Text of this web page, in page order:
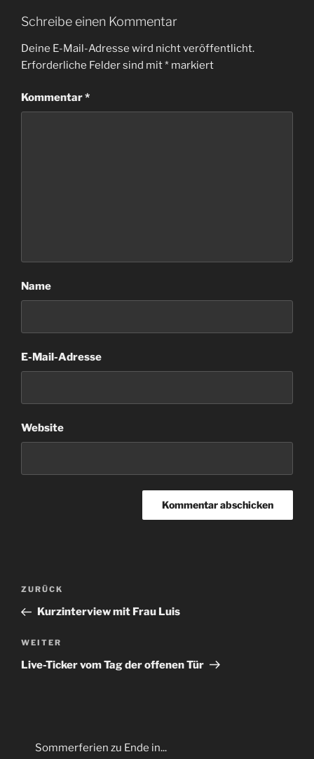
Schreibe einen Kommentar
Deine E-Mail-Adresse wird nicht veröffentlicht.
Erforderliche Felder sind mit* markiert
Kommentar*
Name
E-Mail-Adresse
Website
Beitragsnavigation
Vorheriger
Beitrag
ZURÜCK
Kurzinterview mit Frau Luis
Nächster
Beitrag
WEITER
Live-Ticker vom Tag der offenen Tür
Sommerferien zu Ende in...